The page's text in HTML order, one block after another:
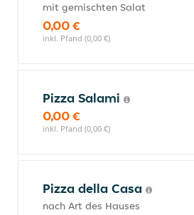
mit gemischten Salat
0,00 €
inkl. Pfand (0,00 €)
Pizza Salami
0,00 €
inkl. Pfand (0,00 €)
Pizza della Casa
nach Art des Hauses